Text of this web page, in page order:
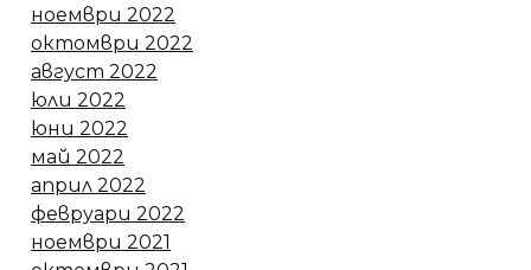
ноември 2022
октомври 2022
август 2022
юли 2022
юни 2022
май 2022
април 2022
февруари 2022
ноември 2021